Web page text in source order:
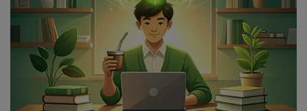
Yerba mate et concentration - comment fonctionne-t-
il et pourquoi stimule-t-il l'esprit pendant les études ?
Le début de l'année universitaire et les premières
semaines de cours sont l'occasion pour de nombreux
étudiants de chercher des moyens d'étudier plus